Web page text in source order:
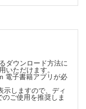
定支援……舟木由乙
るこどもへの看
樹
ダウンロード方法に
いただけます。
電子書籍アプリが必
しますので、ディ
ご使用を推奨しま